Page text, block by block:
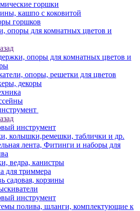
горшки
кашпо с коковитой
горшков
опоры для комнатных цветов и
опоры для комнатных цветов и
опоры, решетки для цветов
декоры
инструмент
колышки,ремешки, таблички и др.
лента, Фитинги и наборы для
ведра, канистры
для триммера
садовая, корзины
инструмент
полива, шланги, комплектующие к